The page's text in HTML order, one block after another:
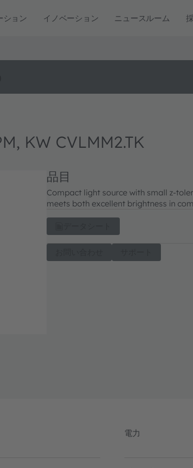
ション イノベーション ニュースルーム
KW CVLMM2.TK
品目
Compact light source with small z-
meets both excellent brightness in
電力